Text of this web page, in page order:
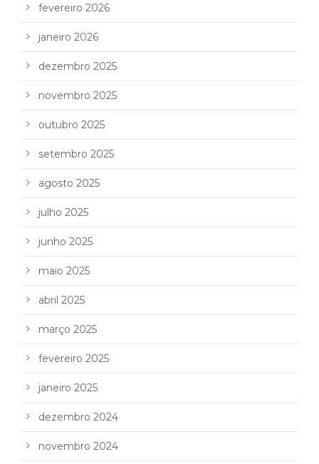
fevereiro 2026
janeiro 2026
dezembro 2025
novembro 2025
outubro 2025
setembro 2025
agosto 2025
julho 2025
junho 2025
maio 2025
abril 2025
março 2025
fevereiro 2025
janeiro 2025
dezembro 2024
novembro 2024